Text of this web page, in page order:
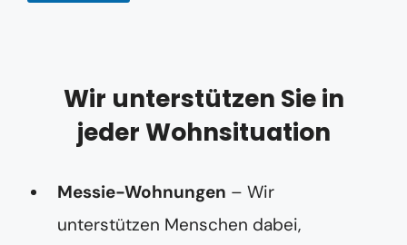
Wir unterstützen Sie in
jeder Wohnsituation
Messie-Wohnungen – Wir
unterstützen Menschen dabei,